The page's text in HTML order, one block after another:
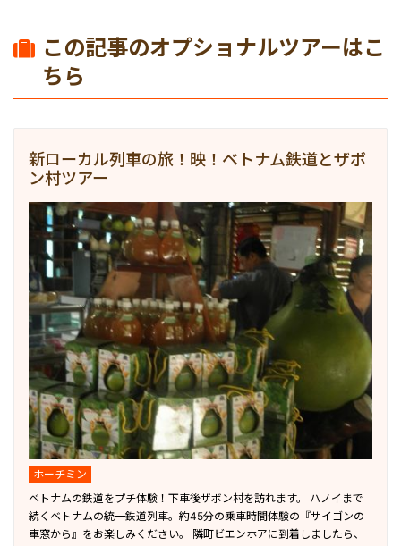
この記事のオプショナルツアーはこ
ちら
新ローカル列車の旅！映！ベトナム鉄道とザボ
ン村ツアー
ホーチミン
ベトナムの鉄道をプチ体験！下車後ザボン村を訪れます。 ハノイまで
続くベトナムの統一鉄道列車。約45分の乗車時間体験の『サイゴンの
車窓から』をお楽しみください。 隣町ビエンホアに到着しましたら、